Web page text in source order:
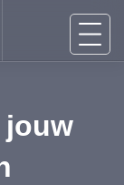
jouw